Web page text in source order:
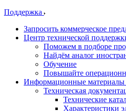
Поддержка
Запросить коммерческое
Центр технической
Поможем в подборе
Найдём аналог
Обучение
Повышайте
Информационные материалы
Техническая
Технические
Характеристики